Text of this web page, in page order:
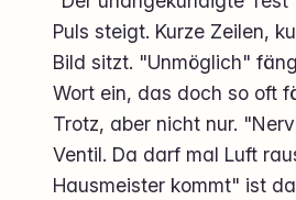
Puls steigt. Kurze Zeilen,
Bild sitzt. "Unmöglich"
Wort ein, das doch so oft
Trotz, aber nicht nur.
Ventil. Da darf mal Luft
Hausmeister kommt" ist